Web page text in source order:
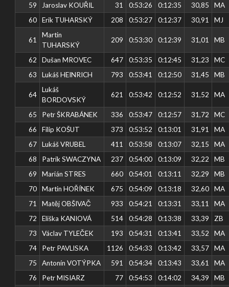
59 Jaroslav KOUŘIL 31 0:53:26 0:12:35 30,85
MA
60
Erik TUHARSKÝ 208 0:53:27 0:12:37 30,91 MJ
61
Martin
TUHARSKÝ
209 0:53:30 0:12:39 31,01 MB
62 Dušan MROVEC 647 0:53:35 0:12:45 31,23
MC
63
Lukáš HEINRICH 793 0:53:41 0:12:50 31,45 MB
64
Lukáš
BORDOVSKÝ
621 0:53:42 0:12:52 31,52 MA
65 Petr ŠKRABÁNEK 336 0:53:47 0:12:57 31,72
MC
66
Filip KOŠUT 373 0:53:52 0:13:01 31,91
MA
67
Lukáš VRUBEL 411 0:53:58 0:13:07 32,15
MA
68
Patrik SWACZYNA 237 0:54:00 0:13:09 32,22
MB
69
Marián STRES 660 0:54:01 0:13:11 32,29
MB
70
Martin HOŘÍNEK 675 0:54:09 0:13:18 32,60
MA
71
Matěj OBŠIVAČ 933 0:54:21 0:13:31 33,11
MA
72
Eliška KANIOVÁ 514 0:54:28 0:13:38 33,39
ZB
73
Václav TYLEČEK 193 0:54:31 0:13:41 33,52
MA
74
Petr PAVLISKA 1126 0:54:33 0:13:42 33,57
MA
75
Antonín VOTÝPKA 591 0:54:34 0:13:43 33,61
MA
76
Petr MISIARZ 77 0:54:53 0:14:02 34,39
MB